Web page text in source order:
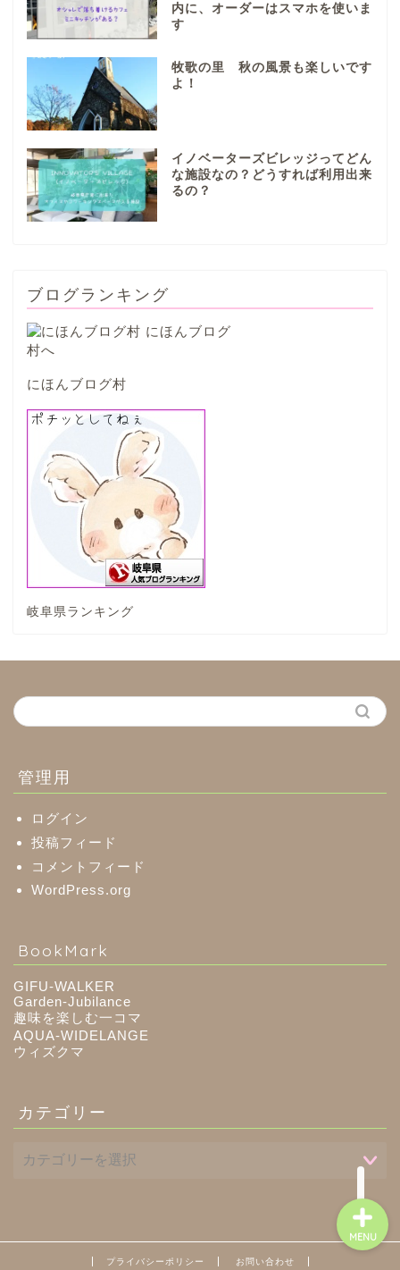
内に、オーダーはスマホを使いま
す
牧歌の里 秋の風景も楽しいです
よ！
イノベーターズビレッジってどん
な施設なの？どうすれば利用出来
るの？
ブログランキング
にほんブログ村
岐阜県ランキング
管理用
ログイン
投稿フィード
コメントフィード
WordPress.org
BookMark
GIFU-WALKER
Garden-Jubilance
趣味を楽しむ一コマ
AQUA-WIDELANGE
ウィズクマ
カテゴリー
プライバシーポリシー お問い合わせ
MENU
岐阜市
各務原市
山県市
川辺町